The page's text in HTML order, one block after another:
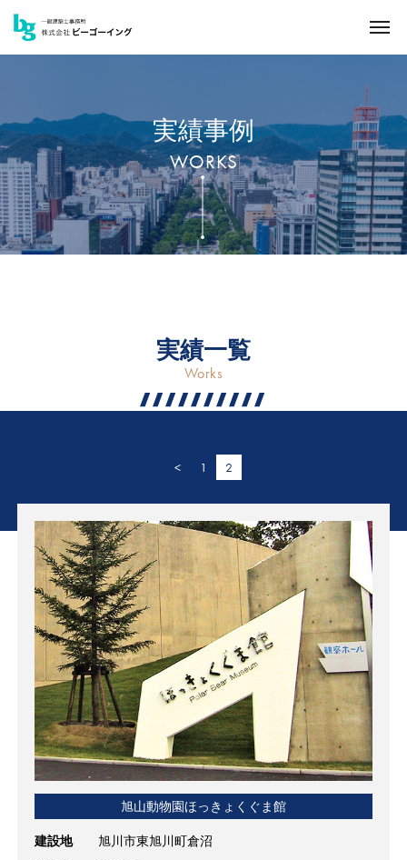
実績事例
WORKS
実績一覧
Works
< 1 2
旭山動物園ほっきょくぐま館
建設地
旭川市東旭川町倉沼